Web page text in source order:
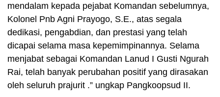
mendalam kepada pejabat Komandan sebelumnya,
Kolonel Pnb Agni Prayogo, S.E., atas segala
dedikasi, pengabdian, dan prestasi yang telah
dicapai selama masa kepemimpinannya. Selama
menjabat sebagai Komandan Lanud I Gusti Ngurah
Rai, telah banyak perubahan positif yang dirasakan
oleh seluruh prajurit .” ungkap Pangkoopsud II.